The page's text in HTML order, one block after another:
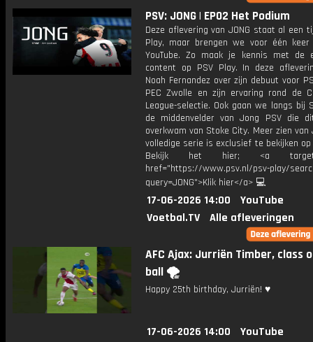
PSV: JONG | EP02 Het Podium
Deze aflevering van JONG staat al een
Play, maar brengen we voor één
YouTube. Zo maak je kennis met de
content op PSV Play. In deze
Noah Fernandez over zijn debuut voor
PEC Zwolle en zijn ervaring rond de
League-selectie. Ook gaan we langs bij
de middenvelder van Jong PSV die
overkwam van Stoke City. Meer zien van
volledige serie is exclusief te bekijken op
Bekijk het hier; <a
href="https://www.psv.nl/psv-play/
query=JONG">Klik hier</a> 💻
17-06-2026 14:00
YouTube
Voetbal.TV
Alle afleveringen
AFC Ajax: Jurriën Timber, class
ball 🌪️
Happy 25th birthday, Jurriën! ♥️
17-06-2026 14:00 YouTube